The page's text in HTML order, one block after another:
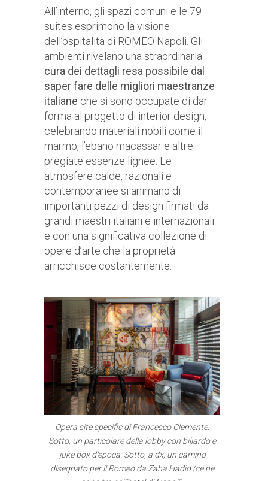
All’interno, gli spazi comuni e le 79
suites esprimono la visione
dell’ospitalità di ROMEO Napoli. Gli
ambienti rivelano una straordinaria
cura dei dettagli resa possibile dal
saper fare delle migliori maestranze
italiane che si sono occupate di dar
forma al progetto di interior design,
celebrando materiali nobili come il
marmo, l’ebano macassar e altre
pregiate essenze lignee. Le
atmosfere calde, razionali e
contemporanee si animano di
importanti pezzi di design firmati da
grandi maestri italiani e internazionali
e con una significativa collezione di
opere d’arte che la proprietà
arricchisce costantemente.
Opera site specific di Francesco Clemente.
Sotto, un particolare della lobby con biliardo e
juke box d’epoca. Sotto, a dx, un camino
disegnato per il Romeo da Zaha Hadid (ce ne